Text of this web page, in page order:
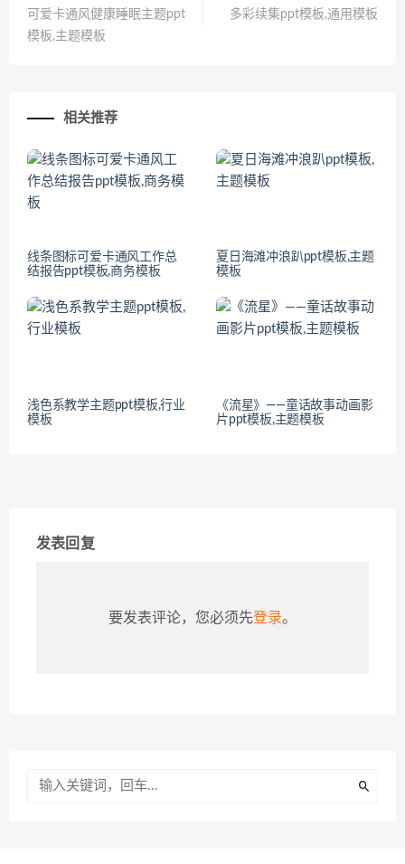
可爱卡通风健康睡眠主题ppt
模板,主题模板
多彩续集ppt模板,通用模板
相关推荐
线条图标可爱卡通风工作总
结报告ppt模板,商务模板
夏日海滩冲浪趴ppt模板,主题
模板
浅色系教学主题ppt模板,行业
模板
《流星》——童话故事动画影
片ppt模板,主题模板
发表回复
要发表评论，您必须先登录。